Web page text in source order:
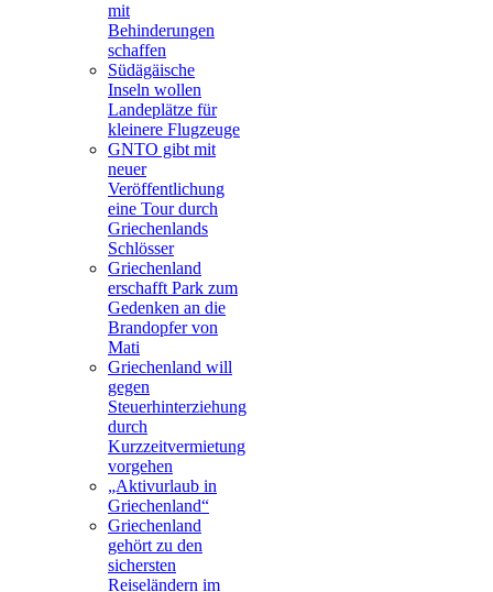
mit
Behinderungen
schaffen
Südägäische
Inseln wollen
Landeplätze für
kleinere Flugzeuge
GNTO gibt mit
neuer
Veröffentlichung
eine Tour durch
Griechenlands
Schlösser
Griechenland
erschafft Park zum
Gedenken an die
Brandopfer von
Mati
Griechenland will
gegen
Steuerhinterziehung
durch
Kurzzeitvermietung
vorgehen
„Aktivurlaub in
Griechenland“
Griechenland
gehört zu den
sichersten
Reiseländern im